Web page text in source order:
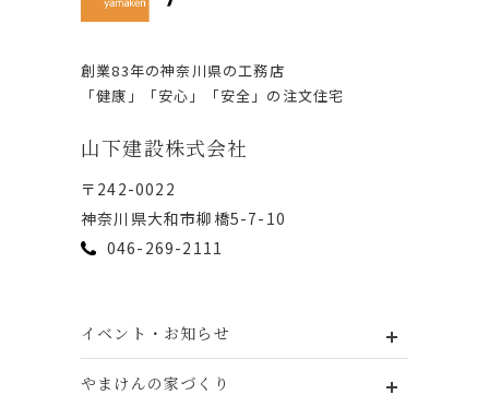
創業83年の神奈川県の⼯務店
「健康」「安⼼」「安全」の注⽂住宅
⼭下建設株式会社
〒242-0022
神奈川県⼤和市柳橋5-7-10
046-269-2111
イベント・お知らせ
やまけんの家づくり